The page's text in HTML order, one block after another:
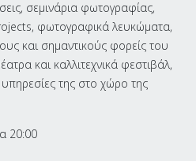
σεμινάρια φωτογραφίας,
φωτογραφικά λευκώματα,
και σημαντικούς φορείς του
και καλλιτεχνικά φεστιβάλ,
της στο χώρο της
20:00